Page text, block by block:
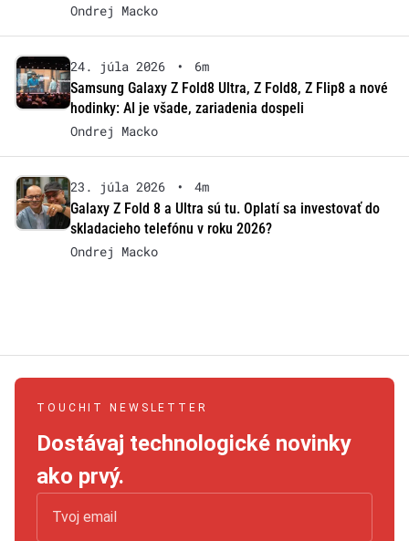
Ondrej Macko
24. júla 2026 •
6m
Samsung Galaxy Z Fold8 Ultra, Z Fold8, Z Flip8 a nové
hodinky: AI je všade, zariadenia dospeli
Ondrej Macko
23. júla 2026 •
4m
Galaxy Z Fold 8 a Ultra sú tu. Oplatí sa investovať do
skladacieho telefónu v roku 2026?
Ondrej Macko
TOUCHIT NEWSLETTER
Dostávaj technologické novinky
ako prvý.